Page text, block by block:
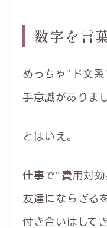
数字を言
めっちゃ”ド文
手意識がありま
とはいえ。
仕事で”費用対
友達にならざる
付き合いはして